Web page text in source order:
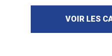
VOIR LES